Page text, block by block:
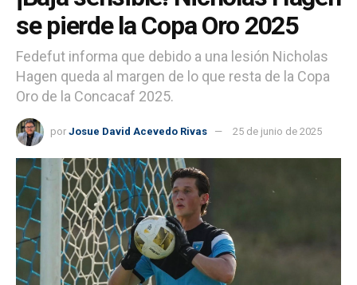
se pierde la Copa Oro 2025
Fedefut informa que debido a una lesión Nicholas
Hagen queda al margen de lo que resta de la Copa
Oro de la Concacaf 2025.
por Josue David Acevedo Rivas 25 de junio de 2025